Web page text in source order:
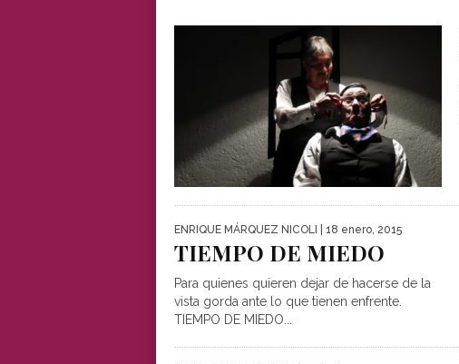
ENRIQUE MÁRQUEZ NICOLI | 18 enero, 2015
TIEMPO DE MIEDO
Para quienes quieren dejar de hacerse de la
vista gorda ante lo que tienen enfrente.
TIEMPO DE MIEDO...